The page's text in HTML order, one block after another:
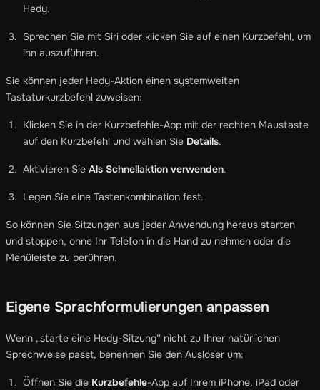
Hedy.
Sprechen Sie mit Siri oder klicken Sie auf einen Kurzbefehl, um
ihn auszuführen.
Sie können jeder Hedy-Aktion einen systemweiten
Tastaturkurzbefehl zuweisen:
Klicken Sie in der Kurzbefehle-App mit der rechten Maustaste
auf den Kurzbefehl und wählen Sie Details.
Aktivieren Sie Als Schnellaktion verwenden.
Legen Sie eine Tastenkombination fest.
So können Sie Sitzungen aus jeder Anwendung heraus starten
und stoppen, ohne Ihr Telefon in die Hand zu nehmen oder die
Menüleiste zu berühren.
Eigene Sprachformulierungen anpassen
Wenn „starte eine Hedy-Sitzung“ nicht zu Ihrer natürlichen
Sprechweise passt, benennen Sie den Auslöser um:
Öffnen Sie die Kurzbefehle-App auf Ihrem iPhone, iPad oder